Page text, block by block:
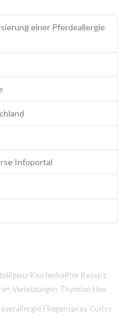
einer Pferdeallergie
Infoportal
Knotenhalfter Rezept
Verletzungen Thymian Heu
Fliegenspray Curlys